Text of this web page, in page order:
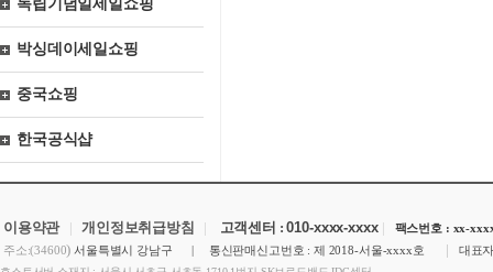
독립기념일세일쇼핑
박싱데이세일쇼핑
중국쇼핑
한국공식샵
이용약관 |개인정보취급방침 | 고객센터 :010-xxxx-xxxx |
팩스번호 : xx-
주소:(34600) 서울특별시 강남구 | 통신판매신고번호 : 제 2018-서울-xxxx호 | 대표